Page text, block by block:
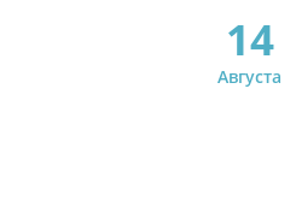
14
Августа